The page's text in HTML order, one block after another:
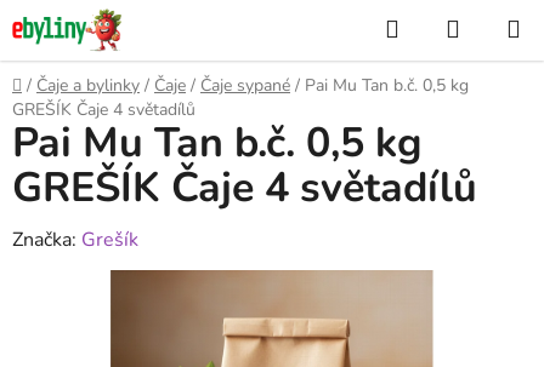
Přejít
na
obsah
Hledat
KOŠÍK
Domů
/ Čaje a bylinky / Čaje / Čaje sypané / Pai Mu Tan b.č. 0,5 kg
GREŠÍK Čaje 4 světadílů
Pai Mu Tan b.č. 0,5 kg
GREŠÍK Čaje 4 světadílů
Značka: Grešík